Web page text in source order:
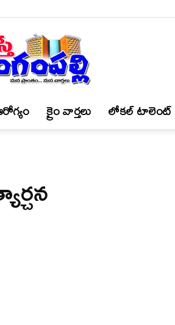
శేరిలింగంపల్లి
క్రైం వార్త‌లు లోకల్ టాలెంట్